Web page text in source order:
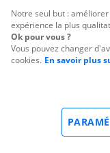
Notre seul but :
expérience la plus
Ok pour vous ?
Vous pouvez changer
cookies. En savoir plus